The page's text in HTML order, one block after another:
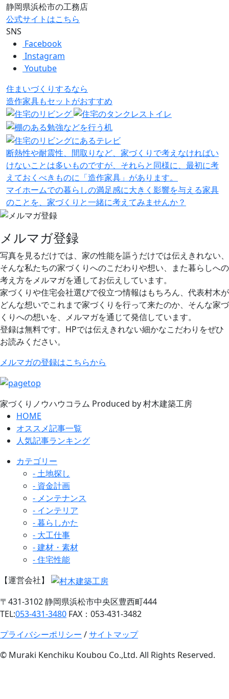
静岡県浜松市の工務店
公式サイトはこちら
SNS
Facebook
Instagram
Youtube
住まいづくりするなら
造作家具もセット がおすすめ
断熱性や耐震性、間取りなど、家づくりで考えなければい
けないことは多いものですが、それらと同様に、最初に考
えておくべきものに「造作家具」があります。
マイホームでの暮らしの満足感に大きく影響を与える家具
のことを、家づくりと一緒に考えてみませんか？
メルマガ登録
写真を見るだけでは、家の性能を謳うだけでは伝えきれない、
そんな私たちの家づくりへのこだわりや想い、また暮らしへの
考え方をメルマガを通してお伝えしています。
家づくりや住宅会社選びで役立つ情報はもちろん、代表村木が
どんな想いでこれまで家づくりを行って来たのか、そんな家づ
くりへの想いを、メルマガを通じて発信しています。
登録は無料です。HPでは伝えきれない細かなこだわりをぜひ
お読みください。
メルマガの登録はこちらから
家づくりノウハウコラム Produced by 村木建築工房
HOME
オススメ記事一覧
人気記事ランキング
カテゴリー
- 土地探し
- 資金計画
- メンテナンス
- インテリア
- 暮らしかた
- 大工仕事
- 建材・素材
- 住宅性能
【運営会社】
〒431-3102 静岡県浜松市中央区豊西町444
TEL:053-431-3480 FAX：053-431-3482
プライバシーポリシー /サイトマップ
© Muraki Kenchiku Koubou Co.,Ltd. All Rights Reserved.